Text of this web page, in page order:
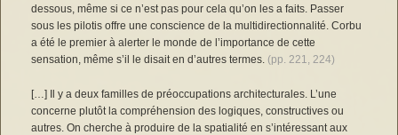
dessous, même si ce n’est pas pour cela qu’on les a faits. Passer
sous les pilotis offre une conscience de la multidirectionnalité. Corbu
a été le premier à alerter le monde de l’importance de cette
sensation, même s’il le disait en d’autres termes. (pp. 221, 224)
[…] Il y a deux familles de préoccupations architecturales. L’une
concerne plutôt la compréhension des logiques, constructives ou
autres. On cherche à produire de la spatialité en s’intéressant aux